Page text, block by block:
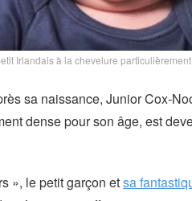
Irlandais à la chevelure
sa naissance, Junior Cox-
dense pour son âge, est
», le petit garçon etsa